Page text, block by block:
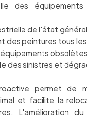
des équipements
de l'état général
des peintures tous
obsolètes
des sinistres et
permet de
et facilite la
L'amélioration